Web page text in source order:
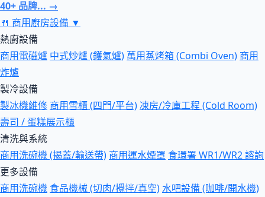
40+ 品牌... →
🍴 商用廚房設備 ▼
熱廚設備
商用電磁爐 中式炒爐 (鑊氣爐) 萬用蒸烤箱 (Combi Oven) 商用
炸爐
製冷設備
製冰機維修 商用雪櫃 (四門/平台)凍房/冷庫工程 (Cold Room)
壽司 / 蛋糕展示櫃
清洗與系統
商用洗碗機 (揭蓋/輸送帶) 商用運水煙罩 食環署 WR1/WR2 諮詢
更多設備
商用洗碗機 食品機械 (切肉/攪拌/真空)水吧設備 (咖啡/開水機)